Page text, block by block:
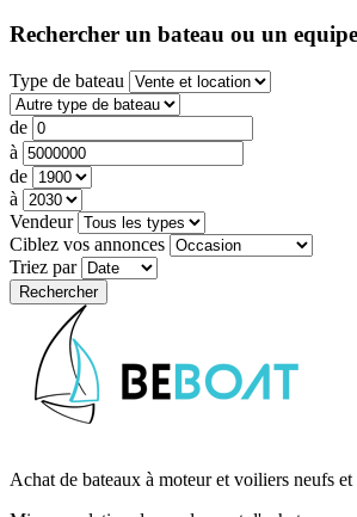
Rechercher un bateau ou un
Type de bateau
de
à
de
à
Vendeur
Ciblez vos annonces
Triez par
Achat de bateaux à moteur et voiliers neufs et